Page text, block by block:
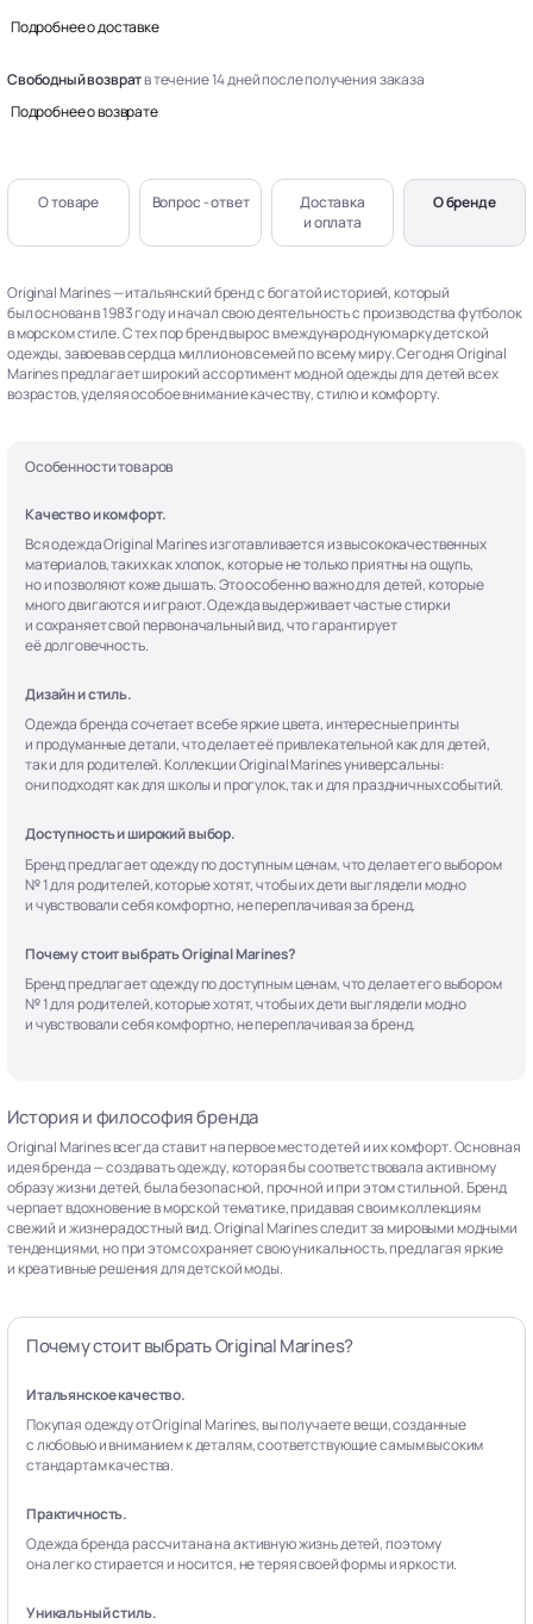
Подробнее о доставке
Свободный возвратв течение 14 дней после получения заказа
Подробнее о возврате
О товаре Вопрос - ответ
Доставка
и оплата
О бренде
Original Marines — итальянский бренд с богатой историей, который
был основан в 1983 году и начал свою деятельность с производства футболок
в морском стиле. С тех пор бренд вырос в международную марку детской
одежды, завоевав сердца миллионов семей по всему миру. Сегодня Original
Marines предлагает широкий ассортимент модной одежды для детей всех
возрастов, уделяя особое внимание качеству, стилю и комфорту.
Особенности товаров
Качество и комфорт.
Вся одежда Original Marines изготавливается из высококачественных
материалов, таких как хлопок, которые не только приятны на ощупь,
но и позволяют коже дышать. Это особенно важно для детей, которые
много двигаются и играют. Одежда выдерживает частые стирки
и сохраняет свой первоначальный вид, что гарантирует
её долговечность.
Дизайн и стиль.
Одежда бренда сочетает в себе яркие цвета, интересные принты
и продуманные детали, что делает её привлекательной как для детей,
так и для родителей. Коллекции Original Marines универсальны:
они подходят как для школы и прогулок, так и для праздничных событий.
Доступность и широкий выбор.
Бренд предлагает одежду по доступным ценам, что делает его выбором
№ 1 для родителей, которые хотят, чтобы их дети выглядели модно
и чувствовали себя комфортно, не переплачивая за бренд.
Почему стоит выбрать Original Marines?
Бренд предлагает одежду по доступным ценам, что делает его выбором
№ 1 для родителей, которые хотят, чтобы их дети выглядели модно
и чувствовали себя комфортно, не переплачивая за бренд.
История и философия бренда
Original Marines всегда ставит на первое место детей и их комфорт. Основная
идея бренда — создавать одежду, которая бы соответствовала активному
образу жизни детей, была безопасной, прочной и при этом стильной. Бренд
черпает вдохновение в морской тематике, придавая своим коллекциям
свежий и жизнерадостный вид. Original Marines следит за мировыми модными
тенденциями, но при этом сохраняет свою уникальность, предлагая яркие
и креативные решения для детской моды.
Почему стоит выбрать Original Marines?
Итальянское качество.
Покупая одежду от Original Marines, вы получаете вещи, созданные
с любовью и вниманием к деталям, соответствующие самым высоким
стандартам качества.
Практичность.
Одежда бренда рассчитана на активную жизнь детей, поэтому
она легко стирается и носится, не теряя своей формы и яркости.
Уникальный стиль.